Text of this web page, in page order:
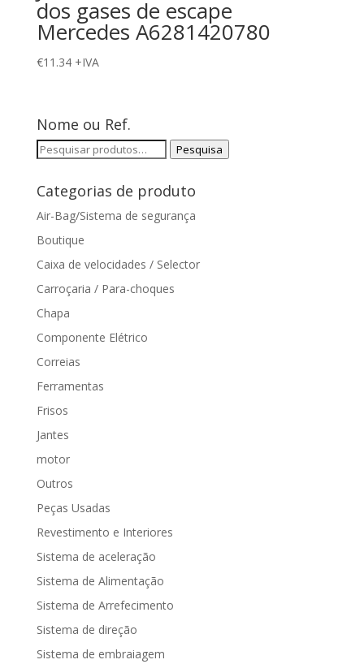
dos gases de escape
Mercedes A6281420780
€11.34 +IVA
Nome ou Ref.
Pesquisar
Pesquisa
Categorias de produto
Air-Bag/Sistema de segurança
Boutique
Caixa de velocidades / Selector
Carroçaria / Para-choques
Chapa
Componente Elétrico
Correias
Ferramentas
Frisos
Jantes
motor
Outros
Peças Usadas
Revestimento e Interiores
Sistema de aceleração
Sistema de Alimentação
Sistema de Arrefecimento
Sistema de direção
Sistema de embraiagem